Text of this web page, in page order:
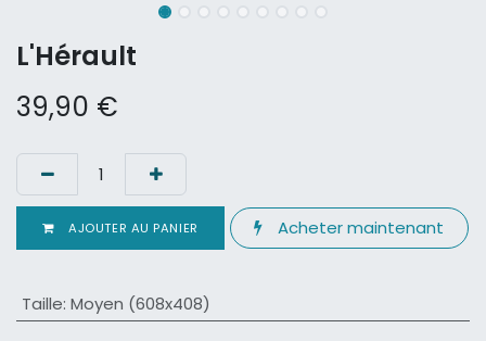
L'Hérault
39,90 €
AJOUTER AU PANIER Acheter maintenant
Taille: Moyen (608x408)